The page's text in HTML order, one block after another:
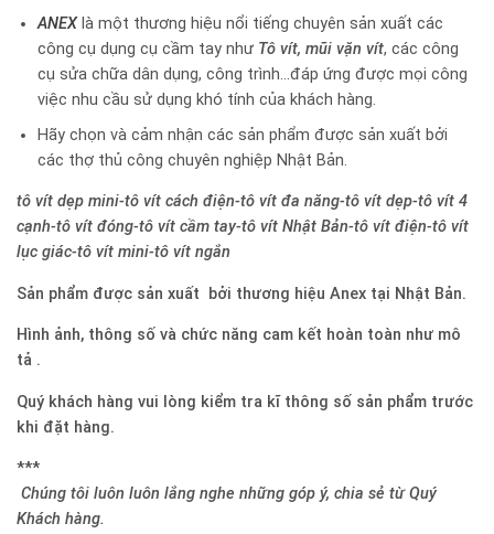
ANEX là một thương hiệu nổi tiếng chuyên sản xuất các
công cụ dụng cụ cầm tay như Tô vít, mũi vặn vít, các công
cụ sửa chữa dân dụng, công trình…đáp ứng được mọi công
việc nhu cầu sử dụng khó tính của khách hàng.
Hãy chọn và cảm nhận các sản phẩm được sản xuất bởi
các thợ thủ công chuyên nghiệp Nhật Bản.
tô vít dẹp mini-tô vít cách điện-tô vít đa năng-tô vít dẹp-tô vít 4
cạnh-tô vít đóng-tô vít cầm tay-tô vít Nhật Bản-tô vít điện-tô vít
lục giác-tô vít mini-tô vít ngắn
Sản phẩm được sản xuất bởi thương hiệu Anex tại Nhật Bản.
Hình ảnh, thông số và chức năng cam kết hoàn toàn như mô
tả .
Quý khách hàng vui lòng kiểm tra kĩ thông số sản phẩm trước
khi đặt hàng.
***
Chúng tôi luôn luôn lắng nghe những góp ý, chia sẻ từ Quý
Khách hàng.